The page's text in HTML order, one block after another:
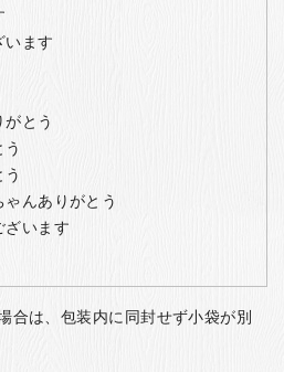
います
とう
んありがとう
ざいます
合は、包装内に同封せず小袋が別